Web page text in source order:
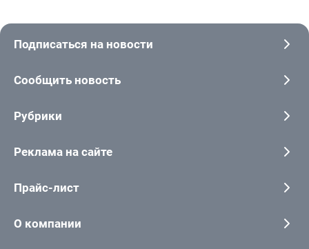
Подписаться на новости
Сообщить новость
Рубрики
Реклама на сайте
Прайс-лист
О компании